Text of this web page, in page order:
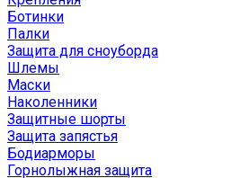
Ботинки
Палки
Защита для сноуборда
Шлемы
Маски
Наколенники
Защитные шорты
Защита запястья
Бодиарморы
Горнолыжная защита